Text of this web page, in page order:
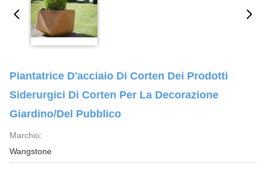
Piantatrice D'acciaio Di Corten Dei Prodotti
Siderurgici Di Corten Per La Decorazione
Giardino/del Pubblico
Marchio:
Wangstone